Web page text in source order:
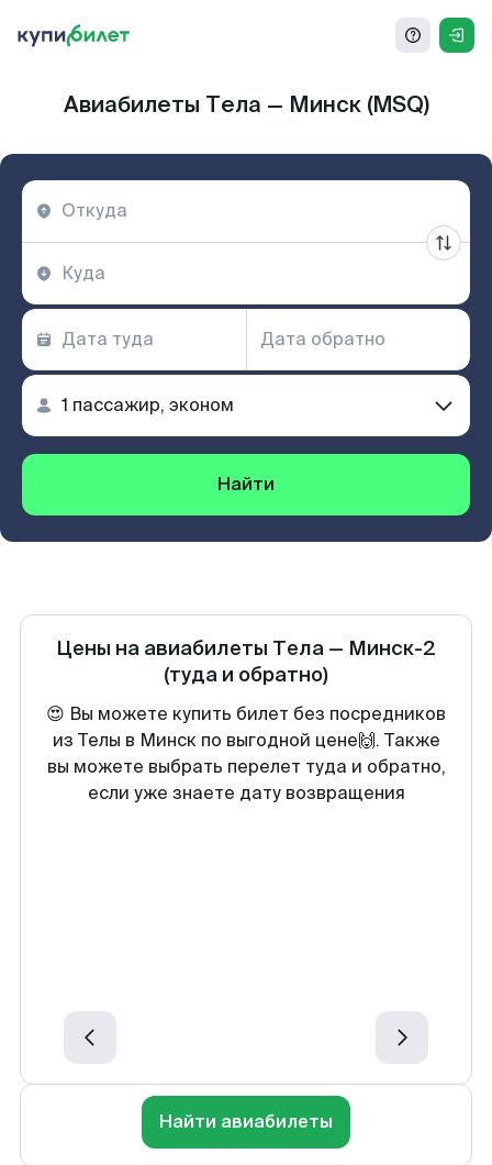
Авиабилеты Тела — Минск (MSQ)
Найти
Цены на авиабилеты Тела — Минск-2
(туда и обратно)
😍 Вы можете купить билет без посредников
из Телы в Минск по выгодной цене🙌. Также
вы можете выбрать перелет туда и обратно,
если уже знаете дату возвращения
Найти авиабилеты